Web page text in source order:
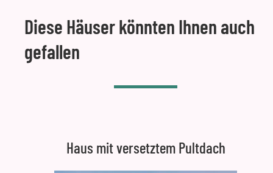
Diese Häuser könnten Ihnen auch
gefallen
Haus mit versetztem Pultdach